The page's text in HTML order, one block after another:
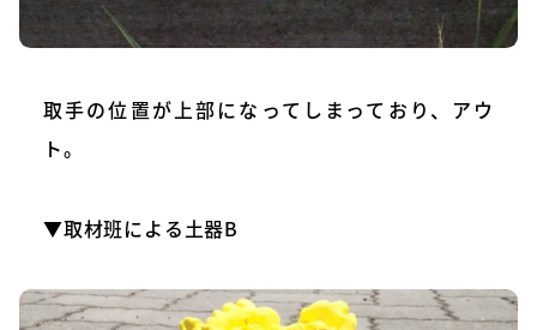
取手の位置が上部になってしまっており、アウ
ト。
▼取材班による土器B